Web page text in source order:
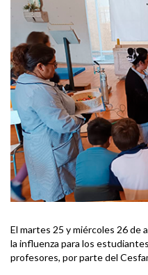
El martes 25 y miércoles 26 de
la influenza para los
profesores, por parte del